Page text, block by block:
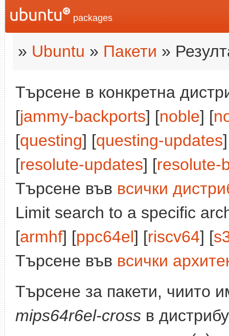
packages
» Ubuntu » Пакети »
Търсене в конкретна
[jammy-backports] [noble] [
[questing] [questing-updates
[resolute-updates] [resolute-
Търсене във всички
Limit search to a specific
[armhf] [ppc64el] [riscv64] [
Търсене във всички
Търсене за пакети, чиито
mips64r6el-cross в